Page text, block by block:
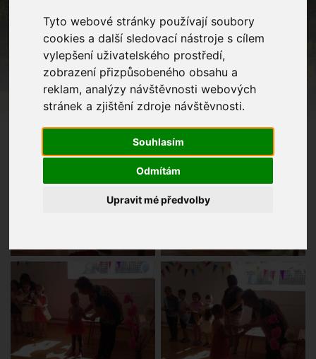
Tyto webové stránky používají soubory
cookies a další sledovací nástroje s cílem
vylepšení uživatelského prostředí,
zobrazení přizpůsobeného obsahu a
reklam, analýzy návštěvnosti webových
stránek a zjištění zdroje návštěvnosti.
Souhlasím
Odmítám
Upravit mé předvolby